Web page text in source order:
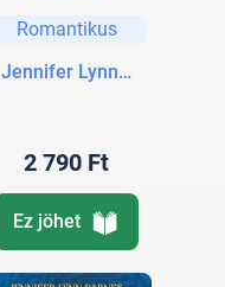
Romantikus
Jennifer Lynn Barnes
2 790 Ft
Ez jöhet